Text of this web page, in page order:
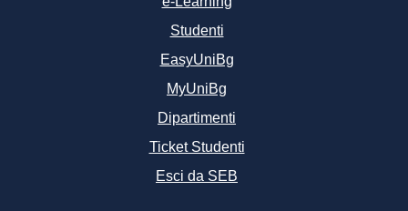
Studenti
EasyUniBg
MyUniBg
Dipartimenti
Ticket Studenti
Esci da SEB